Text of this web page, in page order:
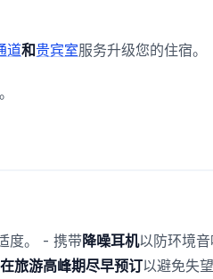
道和贵宾室服务升级您的住宿。
度。 - 携带降噪耳机以防环境
在旅游高峰期尽早预订以避免失望